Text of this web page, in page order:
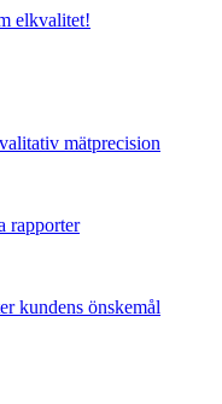
mätprecision
rapporter
kundens önskemål